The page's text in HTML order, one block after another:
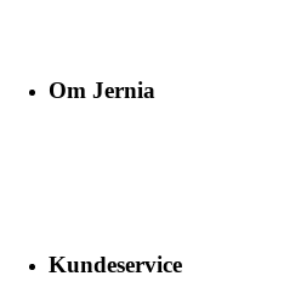
Om Jernia
Kundeservice